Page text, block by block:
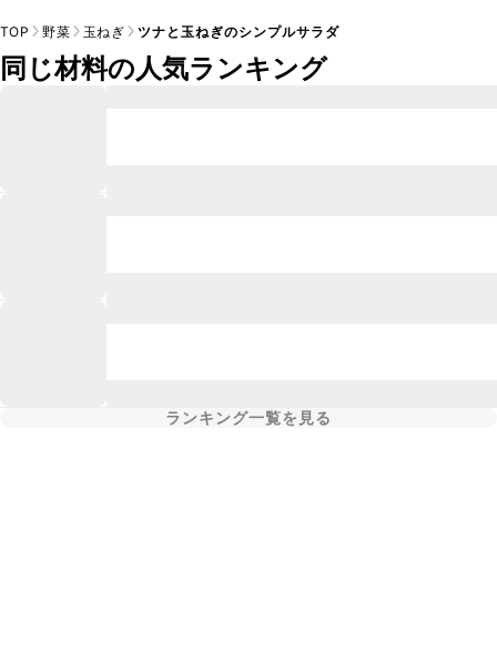
TOP 野菜 玉ねぎ ツナと玉ねぎのシンプルサラダ
同じ材料の人気ランキング
ランキング一覧を見る